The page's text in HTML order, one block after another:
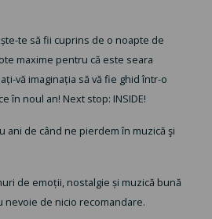
te să fii cuprins de o noapte de
maxime pentru că este seara
vă imaginația să vă fie ghid într-o
în noul an! Next stop: INSIDE!
ani de când ne pierdem în muzică şi
de emoții, nostalgie și muzică bună
nevoie de nicio recomandare.